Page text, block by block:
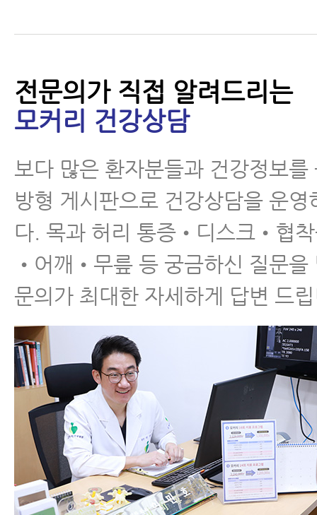
목디스크 자가진단 - 스
펄링테스트
목디스크, 목통증을 일으
키는 유일한 1가지 '자
세'
목디스크를 악화시키는
생활습관 6가지
전문의가 직접 알려드리는
모커리 건강상담
보다 많은 환자분들과 건강정보를
방형 게시판으로 건강상담을 운영
다. 목과 허리 통증•디스크•협
•어깨•무릎 등 궁금하신 질문을
문의가 최대한 자세하게 답변 드